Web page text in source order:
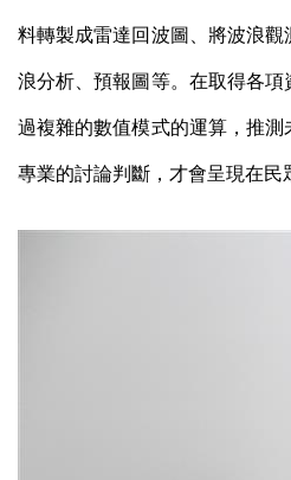
料轉製成雷達回波圖、將波浪
浪分析、預報圖等。在取得各
過複雜的數值模式的運算，推
專業的討論判斷，才會呈現在民